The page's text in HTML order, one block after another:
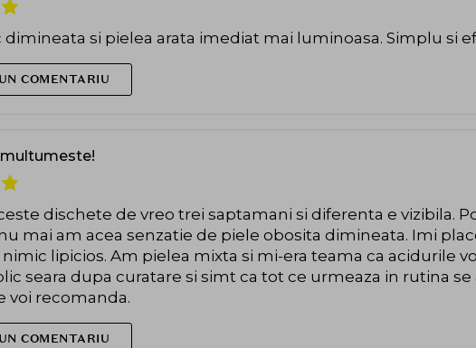
dimineata si pielea arata imediat mai luminoasa. Simplu si
COMENTARIU
dischete de vreo trei saptamani si diferenta e vizibila.
mai am acea senzatie de piele obosita dimineata. Imi
nimic lipicios. Am pielea mixta si mi-era teama ca acidurile
seara dupa curatare si simt ca tot ce urmeaza in rutina
voi recomanda.
COMENTARIU